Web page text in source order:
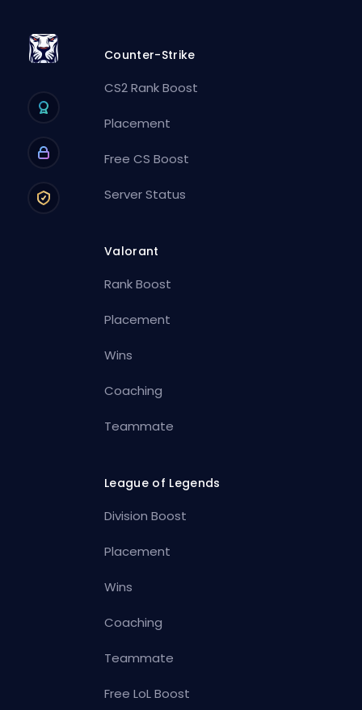
Counter-Strike
CS2 Rank Boost
Placement
Free CS Boost
Server Status
Valorant
Rank Boost
Placement
Wins
Coaching
Teammate
League of Legends
Division Boost
Placement
Wins
Coaching
Teammate
Free LoL Boost